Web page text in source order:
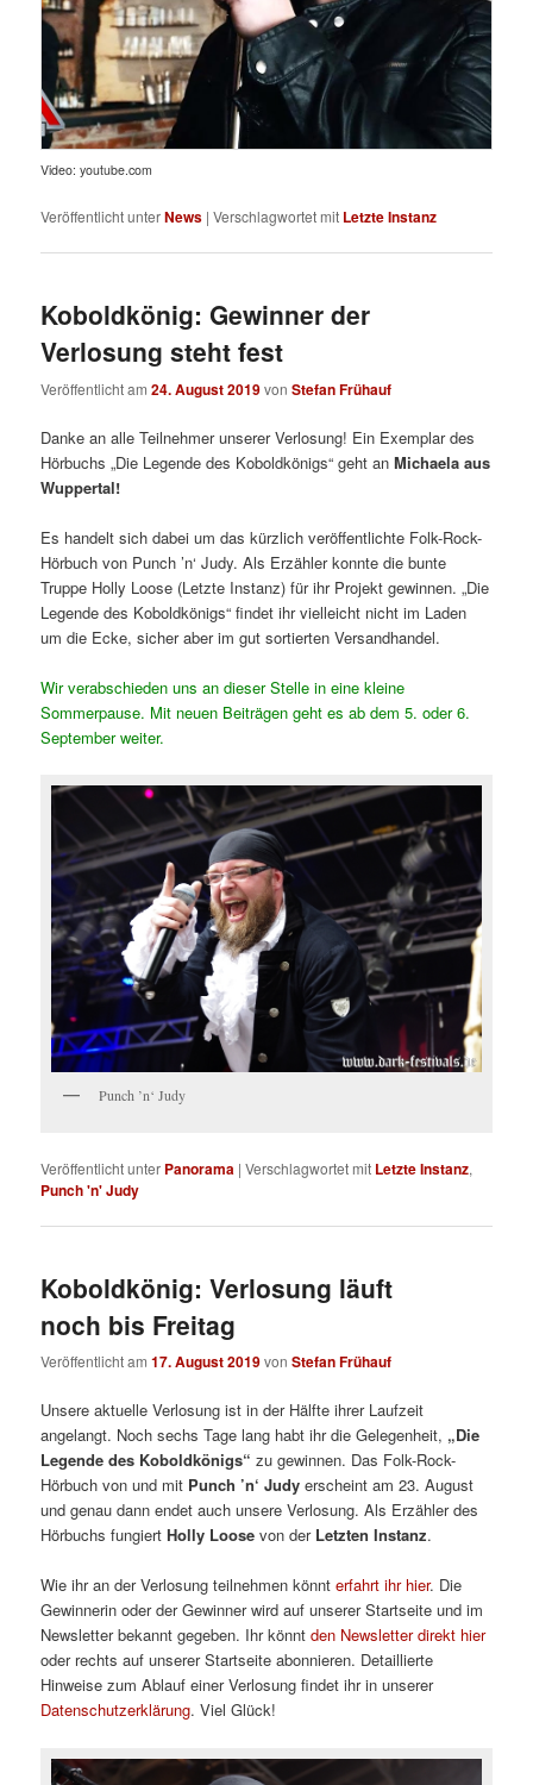
Video: youtube.com
Veröffentlicht unterNews |Verschlagwortet mit Letzte Instanz
Koboldkönig: Gewinner der
Verlosung steht fest
Veröffentlicht am24. August 2019vonStefan Frühauf
Danke an alle Teilnehmer unserer Verlosung! Ein Exemplar des
Hörbuchs „Die Legende des Koboldkönigs“ geht anMichaela aus
Wuppertal!
Es handelt sich dabei um das kürzlich veröffentlichte Folk-Rock-
Hörbuch von Punch ’n‘ Judy. Als Erzähler konnte die bunte
Truppe Holly Loose (Letzte Instanz) für ihr Projekt gewinnen. „Die
Legende des Koboldkönigs“ findet ihr vielleicht nicht im Laden
um die Ecke, sicher aber im gut sortierten Versandhandel.
Wir verabschieden uns an dieser Stelle in eine kleine
Sommerpause. Mit neuen Beiträgen geht es ab dem 5. oder 6.
September weiter.
Punch ’n‘ Judy
Veröffentlicht unter Panorama |Verschlagwortet mit Letzte Instanz,
Punch 'n' Judy
Koboldkönig: Verlosung läuft
noch bis Freitag
Veröffentlicht am17. August 2019vonStefan Frühauf
Unsere aktuelle Verlosung ist in der Hälfte ihrer Laufzeit
angelangt. Noch sechs Tage lang habt ihr die Gelegenheit, „Die
Legende des Koboldkönigs“ zu gewinnen. Das Folk-Rock-
Hörbuch von und mit Punch ’n‘ Judy erscheint am 23. August
und genau dann endet auch unsere Verlosung. Als Erzähler des
Hörbuchs fungiertHolly Loose von der Letzten Instanz.
Wie ihr an der Verlosung teilnehmen könnterfahrt ihr hier. Die
Gewinnerin oder der Gewinner wird auf unserer Startseite und im
Newsletter bekannt gegeben. Ihr könntden Newsletter direkt hier
oder rechts auf unserer Startseite abonnieren. Detaillierte
Hinweise zum Ablauf einer Verlosung findet ihr in unserer
Datenschutzerklärung. Viel Glück!